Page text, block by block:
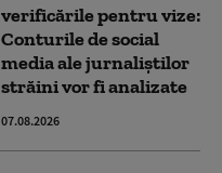
verificările pentru vize:
Conturile de social
media ale jurnaliștilor
străini vor fi analizate
07.08.2026